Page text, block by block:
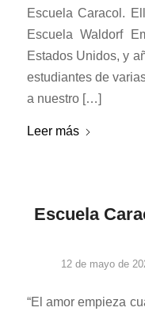
Escuela Caracol.
Escuela Waldorf
Estados Unidos, y
estudiantes de
a nuestro […]
Leer más
Escuela
12 de mayo de
“El amor empieza